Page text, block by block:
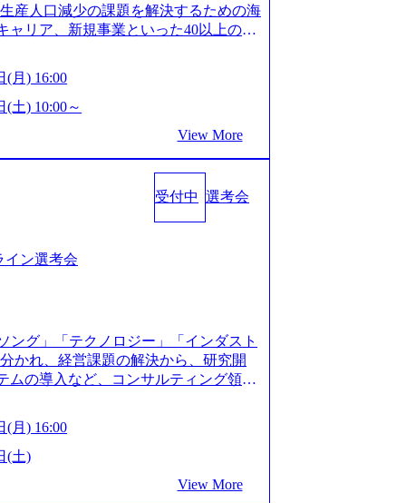
産人口減少の課題を解決するための海
リア、新規事業といった40以上の事
り、事業創造の自由度が高い https://st
public/images/20240925162633_7
レバレジーズ株式会社 会社説
「カルチャー」など、レバレジーズの
) レバレジーズグローバル、
業委託業務」を受託 (https://prtimes.jp/
バレジーズ、モチベーション管理システ
html/rd/p/000000622.000010591.html)
種編 〜 (https://www.youtube.com/watc
創業以来黒字を維持し、急成長中であ
ベンチャー。創業から黒字経営。年間
production.appspot.com/public/images/
https://storage.
public/images/20251030164946_dc0888
業界を経験することが可能 社内転職
内スカウトや社内公募制度を用いて
storage.googleapis.com/our-vision-prod
(月) 16:00
(土) 10:00～
View More
受付中 選考会
イン選考会
ング」「テクノロジー」「インダスト
かれ、経営課題の解決から、研究開
ムの導入など、コンサルティング領域
に良質な顧客基盤を築いており、Fortu
ントとして抱えている 手掛けたプロ
るグローバル化」「資生堂グループ
はKDDIと合弁会社「ARISE analytics」
(月) 16:00
(土)
View More